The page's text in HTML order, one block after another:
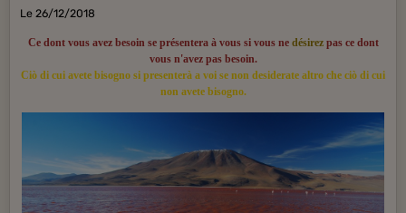
Le 26/12/2018
Ce dont vous avez besoin se présentera à vous si vous ne désirezpas ce dont
vous n'avez pas besoin.
Ciò di cui avete bisogno si presenterà a voi se non desiderate altro che ciò di cui
non avete bisogno.